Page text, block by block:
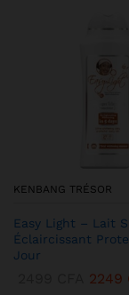
KENBANG TRÉSOR
Easy Light – Lait
Éclaircissant
Jour
2249